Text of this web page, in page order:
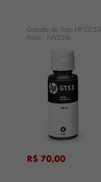
Garrafa de Tinta HP GT53
Preto - 1VV22AL
R$ 70,00